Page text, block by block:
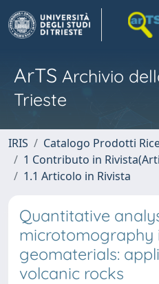
ArTS Archivio
Trieste
IRIS
Catalogo Prodotti
1 Contributo in
1.1 Articolo in Rivista
Quantitative
microtomography
geomaterials:
volcanic rocks